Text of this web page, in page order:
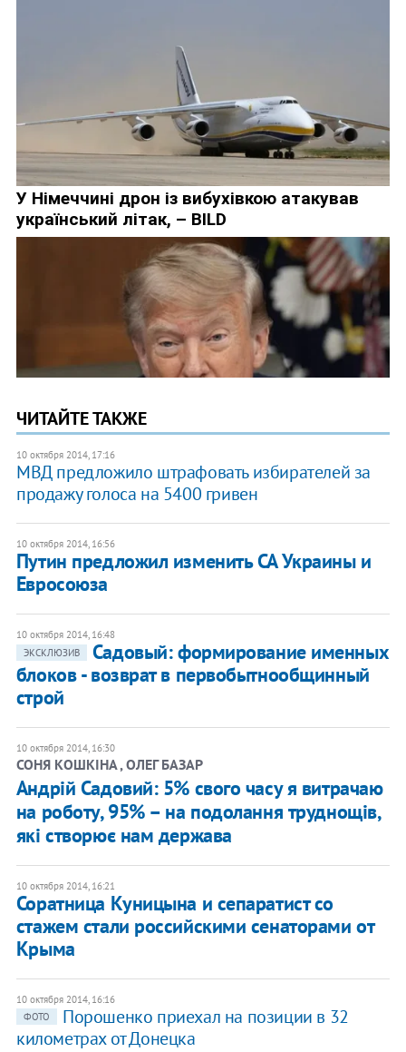
ЧИТАЙТЕ ТАКЖЕ
10 октября 2014, 17:16
МВД предложило штрафовать избирателей за
продажу голоса на 5400 гривен
10 октября 2014, 16:56
Путин предложил изменить СА Украины и
Евросоюза
10 октября 2014, 16:48
ЭКСКЛЮЗИВ
Садовый: формирование именных
блоков - возврат в первобытнообщинный
строй
10 октября 2014, 16:30
СОНЯ КОШКІНА , ОЛЕГ БАЗАР
Андрій Садовий: 5% свого часу я витрачаю
на роботу, 95% – на подолання труднощів,
які створює нам держава
10 октября 2014, 16:21
Соратница Куницына и сепаратист со
стажем стали российскими сенаторами от
Крыма
10 октября 2014, 16:16
ФОТО
Порошенко приехал на позиции в 32
километрах от Донецка